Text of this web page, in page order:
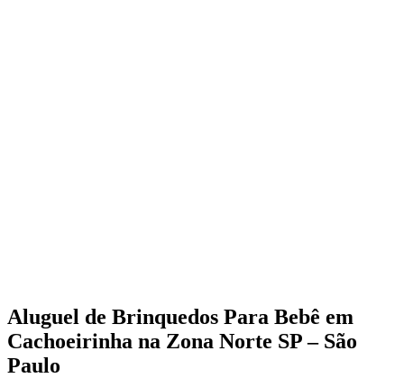
Aluguel de Brinquedos Para Bebê em
Cachoeirinha na Zona Norte SP – São
Paulo